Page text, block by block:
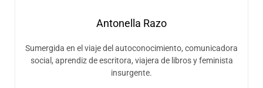
Antonella Razo
Sumergida en el viaje del autoconocimiento, comunicadora
social, aprendiz de escritora, viajera de libros y feminista
insurgente.